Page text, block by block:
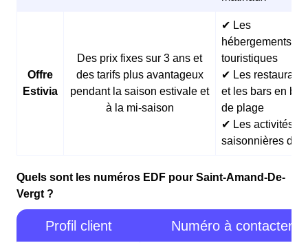
Offre
Estivia
Des prix fixes sur 3 ans et
des tarifs plus avantageux
pendant la saison estivale et
à la mi-saison
✔ Les
hébergements
touristiques
✔ Les restaurants
et les bars en
de plage
✔ Les activités
saisonnières
Quels sont les numéros EDF pour Saint-Amand-De-
Vergt ?
Profil client Numéro à contacter